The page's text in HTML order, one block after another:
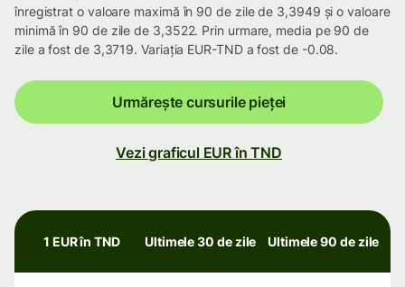
înregistrat o valoare maximă în 90 de zile de 3,3949 și o valoare
minimă în 90 de zile de 3,3522. Prin urmare, media pe 90 de
zile a fost de 3,3719. Variația EUR-TND a fost de -0.08.
Urmărește cursurile pieței
Vezi graficul EUR în TND
1 EUR în TND Ultimele 30 de zile Ultimele 90 de zile